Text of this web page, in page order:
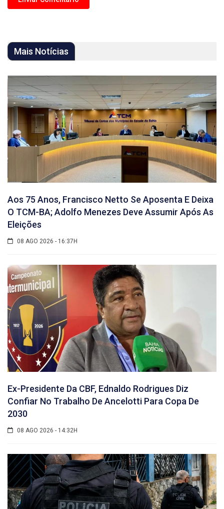
Mais Notícias
Aos 75 Anos, Francisco Netto Se Aposenta E Deixa
O TCM-BA; Adolfo Menezes Deve Assumir Após As
Eleições
08 AGO 2026 - 16:37H
Ex-Presidente Da CBF, Ednaldo Rodrigues Diz
Confiar No Trabalho De Ancelotti Para Copa De
2030
08 AGO 2026 - 14:32H